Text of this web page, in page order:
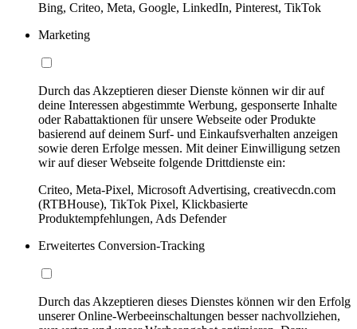
Bing, Criteo, Meta, Google, LinkedIn, Pinterest, TikTok
Marketing
Durch das Akzeptieren dieser Dienste können wir dir auf
deine Interessen abgestimmte Werbung, gesponserte Inhalte
oder Rabattaktionen für unsere Webseite oder Produkte
basierend auf deinem Surf- und Einkaufsverhalten anzeigen
sowie deren Erfolge messen. Mit deiner Einwilligung setzen
wir auf dieser Webseite folgende Drittdienste ein:
Criteo, Meta-Pixel, Microsoft Advertising, creativecdn.com
(RTBHouse), TikTok Pixel, Klickbasierte
Produktempfehlungen, Ads Defender
Erweitertes Conversion-Tracking
Durch das Akzeptieren dieses Dienstes können wir den Erfolg
unserer Online-Werbeeinschaltungen besser nachvollziehen,